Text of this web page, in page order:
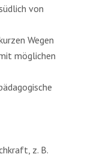
von
Wegen
möglichen
z. B.